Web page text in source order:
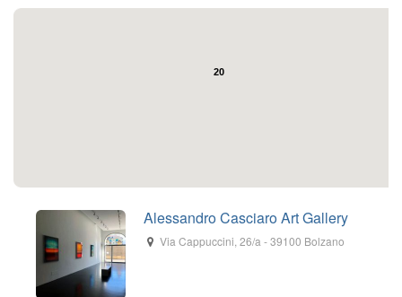
20
Alessandro Casciaro Art Gallery
Via Cappuccini, 26/a-39100 Bolzano